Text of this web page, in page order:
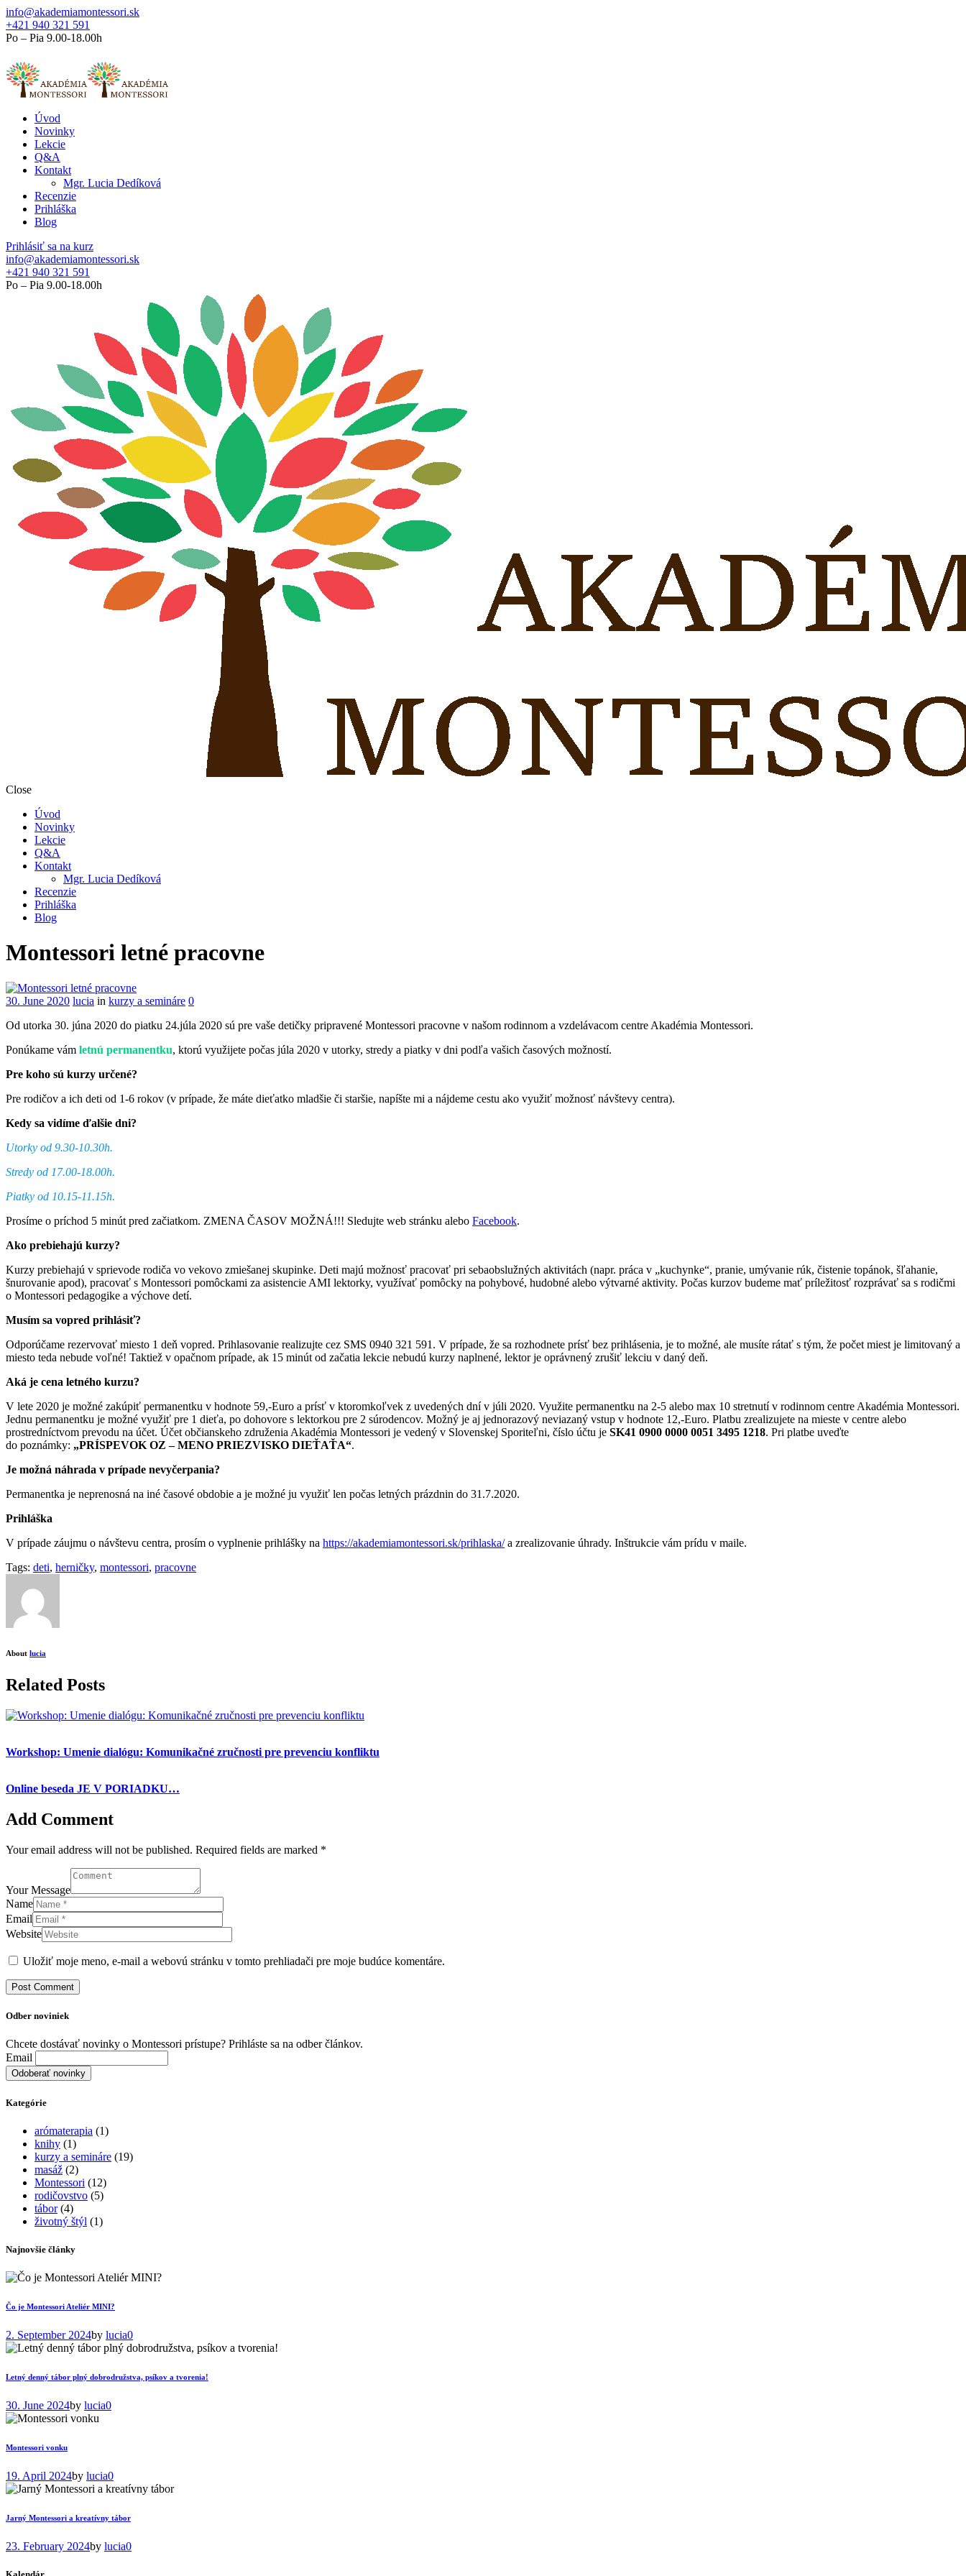
info@akademiamontessori.sk
+421 940 321 591
Po – Pia 9.00-18.00h
Úvod
Novinky
Lekcie
Q&A
Kontakt
Mgr. Lucia Dedíková
Recenzie
Prihláška
Blog
Prihlásiť sa na kurz
info@akademiamontessori.sk
+421 940 321 591
Po – Pia 9.00-18.00h
Close
Úvod
Novinky
Lekcie
Q&A
Kontakt
Mgr. Lucia Dedíková
Recenzie
Prihláška
Blog
Montessori letné pracovne
30. June 2020 lucia in kurzy a semináre 0
Od utorka 30. júna 2020 do piatku 24.júla 2020 sú pre vaše detičky pripravené Montessori pracovne v našom rodinnom a vzdelávacom centre Akadémia Montessori.
Ponúkame vám letnú permanentku, ktorú využijete počas júla 2020 v utorky, stredy a piatky v dni podľa vašich časových možností.
Pre koho sú kurzy určené?
Pre rodičov a ich deti od 1-6 rokov (v prípade, že máte dieťatko mladšie či staršie, napíšte mi a nájdeme cestu ako využiť možnosť návštevy centra).
Kedy sa vidíme ďalšie dni?
Utorky od 9.30-10.30h.
Stredy od 17.00-18.00h.
Piatky od 10.15-11.15h.
Prosíme o príchod 5 minút pred začiatkom. ZMENA ČASOV MOŽNÁ!!! Sledujte web stránku alebo Facebook.
Ako prebiehajú kurzy?
Kurzy prebiehajú v sprievode rodiča vo vekovo zmiešanej skupinke. Deti majú možnosť pracovať pri sebaobslužných aktivitách (napr. práca v „kuchynke“, pranie, umývanie rúk, čistenie topánok, šľahanie,
šnurovanie apod), pracovať s Montessori pomôckami za asistencie AMI lektorky, využívať pomôcky na pohybové, hudobné alebo výtvarné aktivity. Počas kurzov budeme mať príležitosť rozprávať sa s rodičmi
o Montessori pedagogike a výchove detí.
Musím sa vopred prihlásiť?
Odporúčame rezervovať miesto 1 deň vopred. Prihlasovanie realizujte cez SMS 0940 321 591. V prípade, že sa rozhodnete prísť bez prihlásenia, je to možné, ale musíte rátať s tým, že počet miest je limitovaný a
miesto teda nebude voľné! Taktiež v opačnom prípade, ak 15 minút od začatia lekcie nebudú kurzy naplnené, lektor je oprávnený zrušiť lekciu v daný deň.
Aká je cena letného kurzu?
V lete 2020 je možné zakúpiť permanentku v hodnote 59,-Euro a prísť v ktoromkoľvek z uvedených dní v júli 2020. Využite permanentku na 2-5 alebo max 10 stretnutí v rodinnom centre Akadémia Montessori.
Jednu permanentku je možné využiť pre 1 dieťa, po dohovore s lektorkou pre 2 súrodencov. Možný je aj jednorazový neviazaný vstup v hodnote 12,-Euro. Platbu zrealizujete na mieste v centre alebo
prostredníctvom prevodu na účet. Účet občianskeho združenia Akadémia Montessori je vedený v Slovenskej Sporiteľni, číslo účtu je SK41 0900 0000 0051 3495 1218. Pri platbe uveďte
do poznámky: „PRÍSPEVOK OZ – MENO PRIEZVISKO DIEŤAŤA“.
Je možná náhrada v prípade nevyčerpania?
Permanentka je neprenosná na iné časové obdobie a je možné ju využiť len počas letných prázdnin do 31.7.2020.
Prihláška
V prípade záujmu o návštevu centra, prosím o vyplnenie prihlášky na https://akademiamontessori.sk/prihlaska/a zrealizovanie úhrady. Inštrukcie vám prídu v maile.
Tags: deti, herničky, montessori, pracovne
About lucia
Related Posts
Workshop: Umenie dialógu: Komunikačné zručnosti pre prevenciu konfliktu
Online beseda JE V PORIADKU…
Add Comment
Your email address will not be published. Required fields are marked *
Your Message
Name
Email
Website
Uložiť moje meno, e-mail a webovú stránku v tomto prehliadači pre moje budúce komentáre.
Odber noviniek
Chcete dostávať novinky o Montessori prístupe? Prihláste sa na odber článkov.
Email
Kategórie
arómaterapia (1)
knihy (1)
kurzy a semináre (19)
masáž (2)
Montessori (12)
rodičovstvo (5)
tábor(4)
životný štýl (1)
Najnovšie články
Čo je Montessori Ateliér MINI?
2. September 2024by lucia0
Letný denný tábor plný dobrodružstva, psíkov a tvorenia!
30. June 2024by lucia0
Montessori vonku
19. April 2024by lucia0
Jarný Montessori a kreatívny tábor
23. February 2024by lucia0